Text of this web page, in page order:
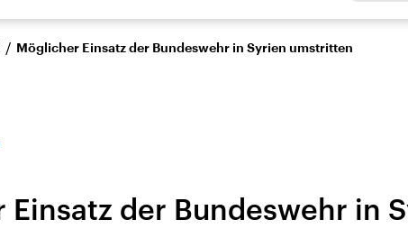
Wissen Kultur Europa
Iran
Faktenchecks
In unseren
/ Möglicher Einsatz der Bundeswehr in Syrien umstritten
der Bundeswehr in